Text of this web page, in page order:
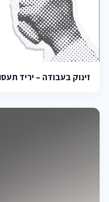
זינוק בעבודה – יריד